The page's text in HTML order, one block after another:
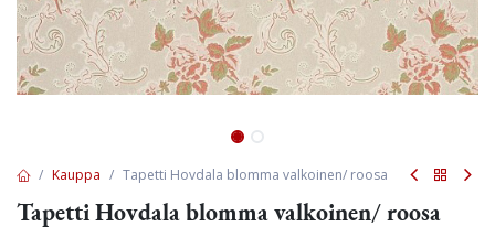
Kauppa Tapetti Hovdala blomma valkoinen/ roosa
Tapetti Hovdala blomma valkoinen/ roosa